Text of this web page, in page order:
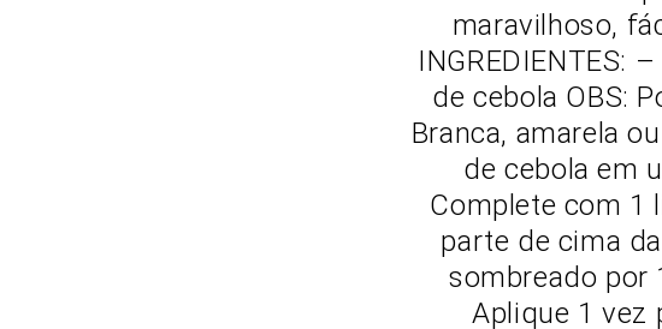
maravilhoso,
INGREDIENTES:
de cebola OBS:
Branca, amarela
de cebola em
Complete com 1
parte de cima
sombreado por
Aplique 1 vez